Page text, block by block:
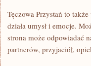
Tęczowa Przystań to
działa umysł i emocje.
strona może odpowiadać
partnerów, przyjaciół,